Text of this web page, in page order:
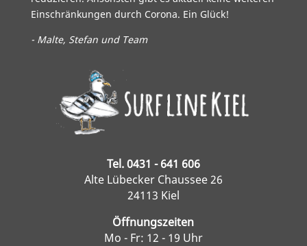
Einschränkungen durch Corona. Ein Glück!
- Malte, Stefan und Team
Tel. 0431 - 641 606
Alte Lübecker Chaussee 26
24113 Kiel
Öffnungszeiten
Mo - Fr: 12 - 19 Uhr